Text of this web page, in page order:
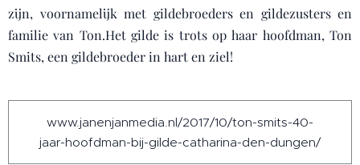
zijn, voornamelijk met gildebroeders en gildezusters en
familie van Ton.Het gilde is trots op haar hoofdman, Ton
Smits, een gildebroeder in hart en ziel!
www.janenjanmedia.nl/2017/10/ton-smits-40-
jaar-hoofdman-bij-gilde-catharina-den-dungen/